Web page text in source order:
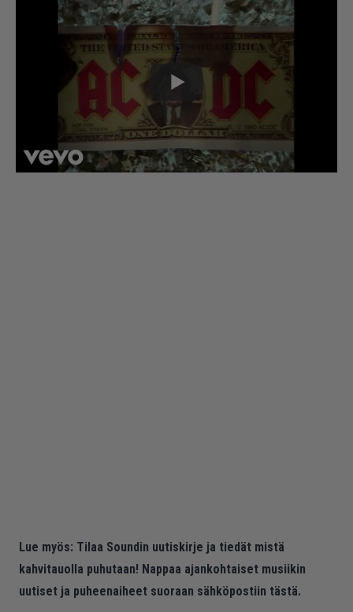
Lue myös: Tilaa Soundin uutiskirje ja tiedät mistä
kahvitauolla puhutaan! Nappaa ajankohtaiset musiikin
uutiset ja puheenaiheet suoraan sähköpostiin tästä.